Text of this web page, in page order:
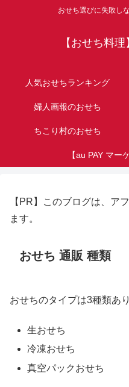
おせち選びに失敗し
【おせち料
人気おせちランキング
婦人画報のおせち
ちこり村のおせち
【PR】このブログは、ア
ます。
おせち 通販 種類
おせちのタイプは3種類あり
生おせち
冷凍おせち
真空パックおせち